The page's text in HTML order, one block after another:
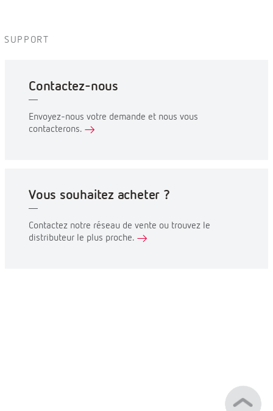
SUPPORT
Contactez-nous
Envoyez-nous votre demande et nous vous
contacterons.
Vous souhaitez acheter ?
Contactez notre réseau de vente ou trouvez le
distributeur le plus proche.